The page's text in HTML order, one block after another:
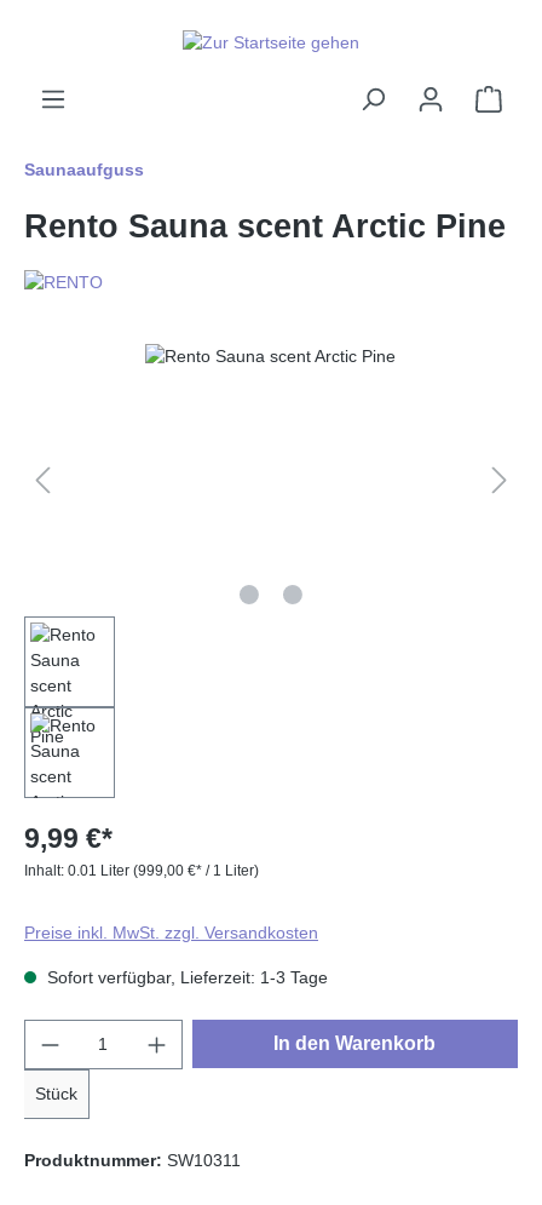
Saunaaufguss
Rento Sauna scent Arctic Pine
Bildergalerie überspringen
9,99 €*
Inhalt: 0.01 Liter (999,00 €* / 1 Liter)
Preise inkl. MwSt. zzgl. Versandkosten
Sofort verfügbar, Lieferzeit: 1-3 Tage
Produkt Anzahl: Gib den gewünschten
Stück
In den Warenkorb
Produktnummer: SW10311